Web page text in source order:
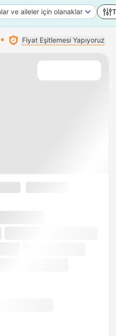
ve aileler için olanaklar
Fiyat Eşitlemesi Yapıyoruz